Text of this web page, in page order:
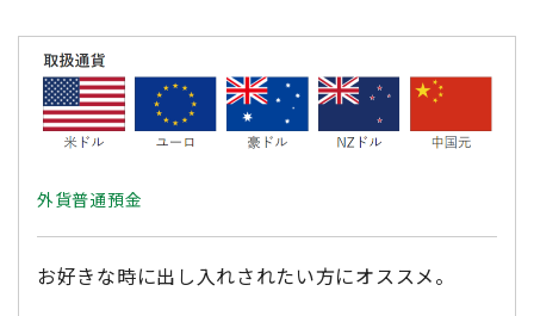
外貨普通預金
お好きな時に出し入れされたい方にオススメ。